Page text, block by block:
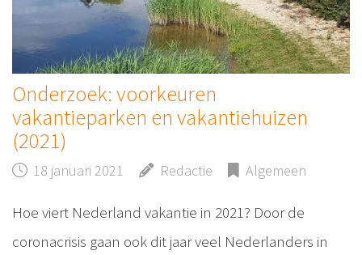
Onderzoek: voorkeuren
vakantieparken en vakantiehuizen
(2021)
18 januari 2021 Redactie Algemeen
Hoe viert Nederland vakantie in 2021? Door de
coronacrisis gaan ook dit jaar veel Nederlanders in